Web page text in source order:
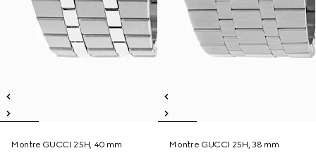
Montre GUCCI 25H, 40 mm Montre GUCCI 25H, 38 mm